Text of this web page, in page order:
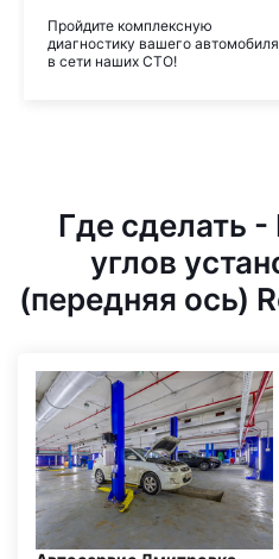
Пройдите комплексную
диагностику вашего автомобиля
в сети наших СТО!
Где сделать -
углов
(передняя ось)